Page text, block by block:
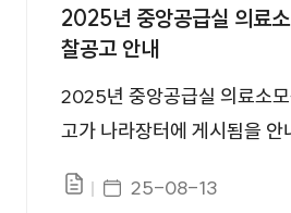
2025년 중앙공급실 의료
찰공고 안내
2025년 중앙공급실 의료소
고가 나라장터에 게시됨을 안
파일있음게시일자
25-08-13